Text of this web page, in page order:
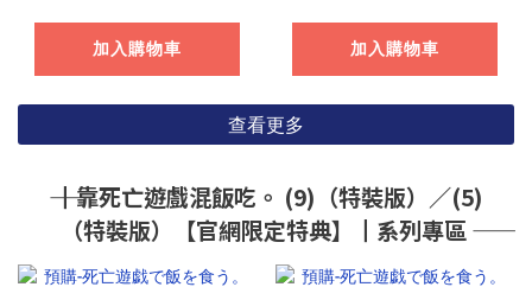
【日本進口精品】
加入購物車 加入購物車
查看更多
―― ┃靠死亡遊戲混飯吃。 (9)（特裝版）／(5)
（特裝版）【官網限定特典】┃系列專區 ――